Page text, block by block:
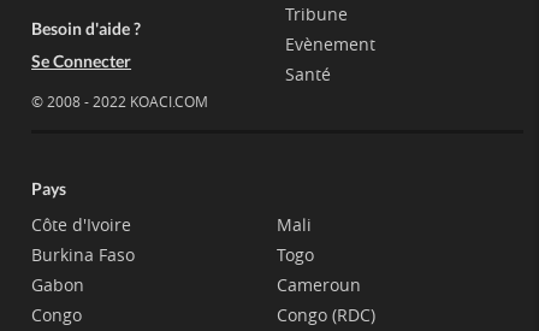
Besoin d'aide ?
Se Connecter
© 2008 - 2022 KOACI.COM
Tribune
Evènement
Santé
Pays
Côte d'Ivoire
Burkina Faso
Gabon
Congo
Mali
Togo
Cameroun
Congo (RDC)